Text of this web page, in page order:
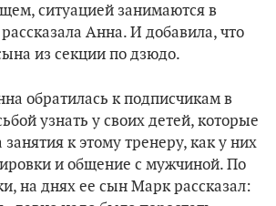
ситуацией занимаются в
Анна. И добавила, что
из секции по дзюдо.
обратилась к подписчикам в
узнать у своих детей, которые
к этому тренеру, как у них
и общение с мужчиной. По
на днях ее сын Марк рассказал: